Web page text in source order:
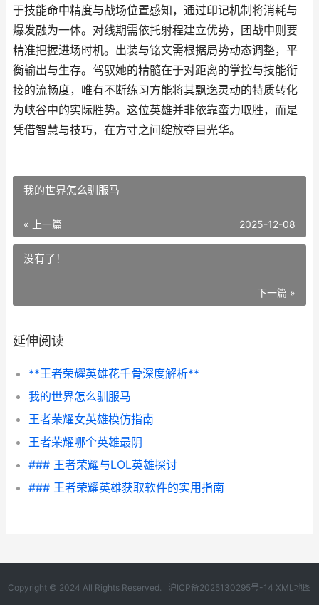
于技能命中精度与战场位置感知，通过印记机制将消耗与
爆发融为一体。对线期需依托射程建立优势，团战中则要
精准把握进场时机。出装与铭文需根据局势动态调整，平
衡输出与生存。驾驭她的精髓在于对距离的掌控与技能衔
接的流畅度，唯有不断练习方能将其飘逸灵动的特质转化
为峡谷中的实际胜势。这位英雄并非依靠蛮力取胜，而是
凭借智慧与技巧，在方寸之间绽放夺目光华。
我的世界怎么驯服马
« 上一篇 2025-12-08
没有了！
下一篇 »
延伸阅读
**王者荣耀英雄花千骨深度解析**
我的世界怎么驯服马
王者荣耀女英雄模仿指南
王者荣耀哪个英雄最阴
### 王者荣耀与LOL英雄探讨
### 王者荣耀英雄获取软件的实用指南
Copyright © 2024 All Rights Reserved. 沪ICP备2025130295号-14 XML地图